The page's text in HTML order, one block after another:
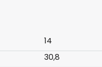
14
30,8